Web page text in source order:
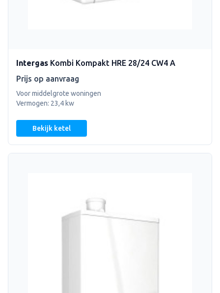
Intergas Kombi Kompakt HRE 28/24 CW4 A
Prijs op aanvraag
Voor middelgrote woningen
Vermogen: 23,4 kw
Bekijk ketel